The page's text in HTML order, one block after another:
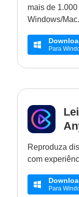
mais de
Windows/Mac.
Para
Reproduza
com
Para